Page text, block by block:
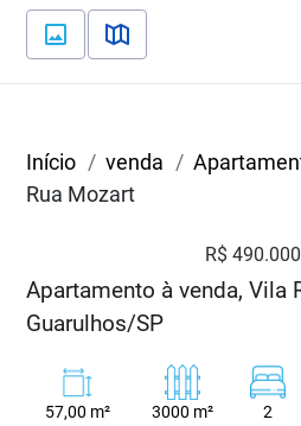
Início venda
Rua Mozart
R$
Apartamento à venda, Vila
Guarulhos/SP
57,00 m²
3000 m²
2